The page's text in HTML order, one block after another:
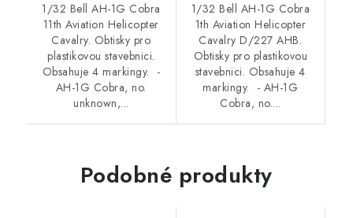
1/32 Bell AH-1G Cobra
11th Aviation Helicopter
Cavalry. Obtisky pro
plastikovou stavebnici.
Obsahuje 4 markingy. -
AH-1G Cobra, no.
unknown,...
1/32 Bell AH-1G Cobra
1th Aviation Helicopter
Cavalry D/227 AHB.
Obtisky pro plastikovou
stavebnici. Obsahuje 4
markingy. - AH-1G
Cobra, no....
Podobné produkty